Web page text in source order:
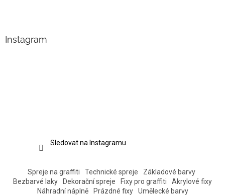
Instagram
Sledovat na Instagramu
Spreje na graffiti Technické spreje
Základové barvy
Bezbarvé laky
Dekorační spreje Fixy pro graffiti
Akrylové fixy
Náhradní náplně
Prázdné fixy Umělecké barvy